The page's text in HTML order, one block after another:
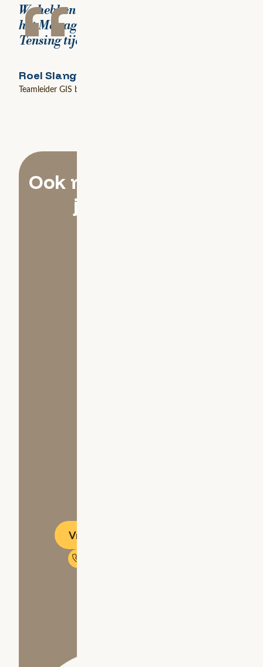
“
We hebben er volledig vertrouwen in dat
het Managed Services-team van Avineon
Tensing tijdig risico’s signaleert.
Roel Slangen
Teamleider GIS bij Heijmans
Ook meer ruimte voor
je GIS-team?
Vrijblijvend adviesgesprek